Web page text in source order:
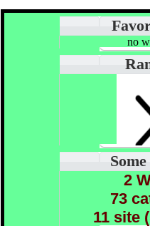
no
2
73
11 site